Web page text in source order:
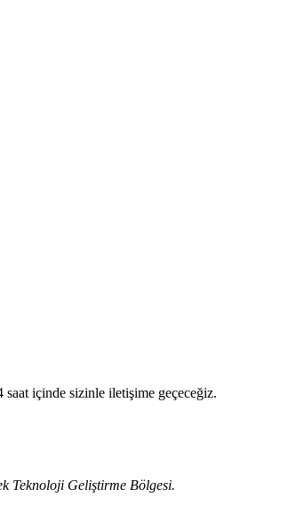
içinde sizinle iletişime geçeceğiz.
Teknoloji Geliştirme Bölgesi.